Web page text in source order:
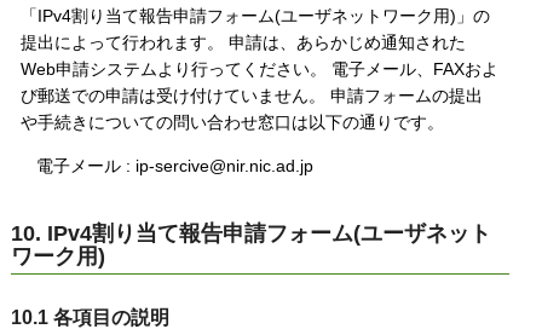
「IPv4割り当て報告申請フォーム(ユーザネットワーク用)」の
提出によって行われます。 申請は、あらかじめ通知された
Web申請システムより行ってください。 電子メール、FAXおよ
び郵送での申請は受け付けていません。 申請フォームの提出
や手続きについての問い合わせ窓口は以下の通りです。
電子メール : ip-sercive@nir.nic.ad.jp
10. IPv4割り当て報告申請フォーム(ユーザネット
ワーク用)
10.1 各項目の説明